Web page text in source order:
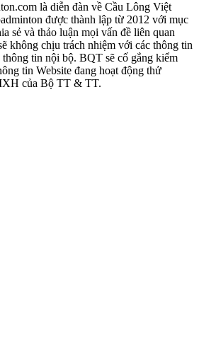
là diễn đàn về Cầu Lông Việt
được thành lập từ 2012 với mục
sẻ và thảo luận mọi vấn đề liên quan
không chịu trách nhiệm với các thông tin
tin nội bộ. BQT sẽ cố gắng kiểm
tin Website đang hoạt động thử
của Bộ TT & TT.